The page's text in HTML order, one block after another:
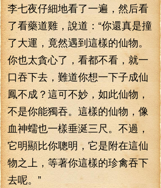
李七夜仔細地看了一遍，然后看
了看藥道雞，說道：“你還真是撞
了大運，竟然遇到這樣的仙物。
你也太貪心了，看都不看，就一
口吞下去，難道你想一下子成仙
鳳不成？這可不妙，如此仙物，
不是你能獨吞。這樣的仙物，像
血神蠕也一樣垂涎三尺。不過，
它明顯比你聰明，它是附在這仙
物之上，等著你這樣的珍禽吞下
去呢。”